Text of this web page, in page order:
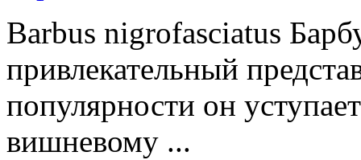
Barbus nigrofasciatus
привлекательный
популярности он
вишневому ...